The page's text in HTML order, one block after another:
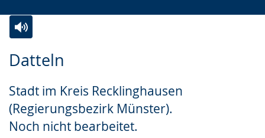
Datteln
Stadt im Kreis Recklinghausen
(Regierungsbezirk Münster).
Noch nicht bearbeitet.
Leichten
wechseln.
Audio-
Video
Deutscher
Gebärdensprache
wird